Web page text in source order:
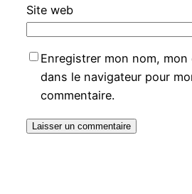
Site web
Enregistrer mon nom,
dans le navigateur pour
commentaire.